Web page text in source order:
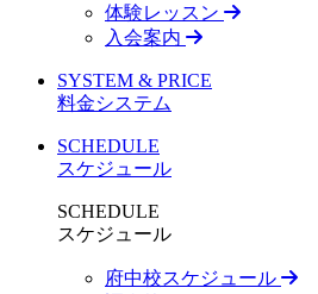
体験レッスン
入会案内
SYSTEM & PRICE
料金システム
SCHEDULE
スケジュール
SCHEDULE
スケジュール
府中校スケジュール